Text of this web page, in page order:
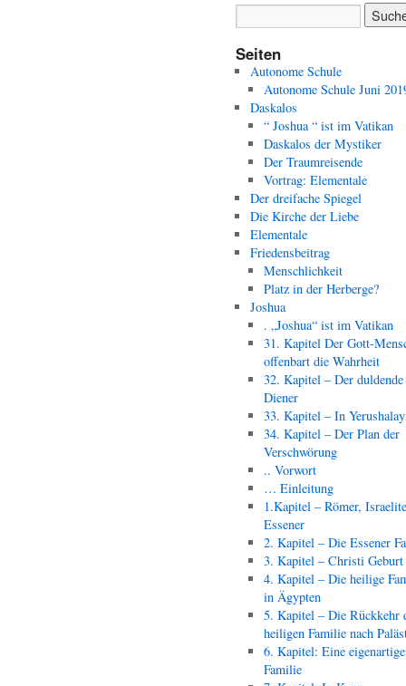
Seiten
Autonome Schule
Autonome Schule Juni
Daskalos
“ Joshua “ ist im Vatikan
Daskalos der Mystiker
Der Traumreisende
Vortrag: Elementale
Der dreifache Spiegel
Die Kirche der Liebe
Elementale
Friedensbeitrag
Menschlichkeit
Platz in der Herberge?
Joshua
. „Joshua“ ist im Vatikan
31. Kapitel Der Gott-
offenbart die Wahrheit
32. Kapitel – Der duldende
Diener
33. Kapitel – In
34. Kapitel – Der Plan der
Verschwörung
.. Vorwort
… Einleitung
1.Kapitel – Römer,
Essener
2. Kapitel – Die Essener
3. Kapitel – Christi Geburt
4. Kapitel – Die heilige
in Ägypten
5. Kapitel – Die Rückkehr
heiligen Familie nach
6. Kapitel: Eine eigenartige
Familie